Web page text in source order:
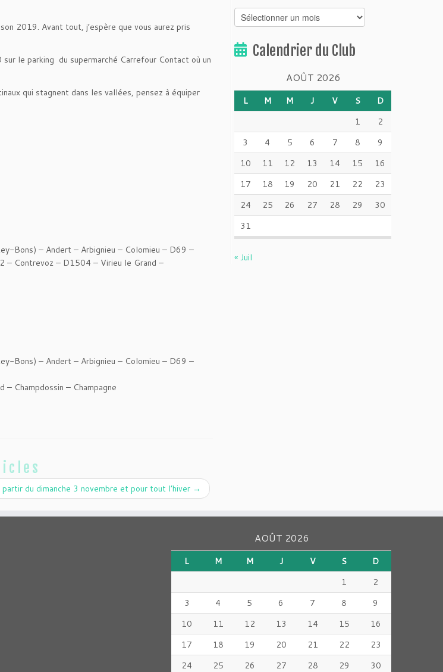
2019. Avant tout, j’espère que vous aurez pris
le parking du supermarché Carrefour Contact où un
qui stagnent dans les vallées, pensez à équiper
Bons) – Andert – Arbignieu – Colomieu – D69 –
– Contrevoz – D1504 – Virieu le Grand –
Bons) – Andert – Arbignieu – Colomieu – D69 –
Champdossin – Champagne
partir du dimanche 3 novembre et pour tout l’hiver →
Archives
par
Années
Calendrier du Club
AOÛT 2026
L M M J V S
D
1
2
3
4 5 6 7 8
9
10
11 12 13 14 15
16
17
18 19 20 21 22
23
24
25 26 27 28 29
30
31
« Juil
AOÛT 2026
L M M J V S
D
1
2
3
4 5 6 7 8
9
10
11 12 13 14 15
16
17
18 19 20 21 22
23
24
25 26 27 28 29 30